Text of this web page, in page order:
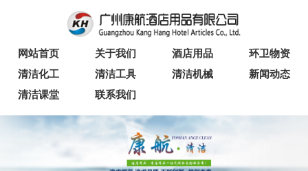
网站首页 关于我们 酒店用品
环卫物资
清洁化工
清洁工具 清洁机械
新闻动态
清洁课堂
联系我们